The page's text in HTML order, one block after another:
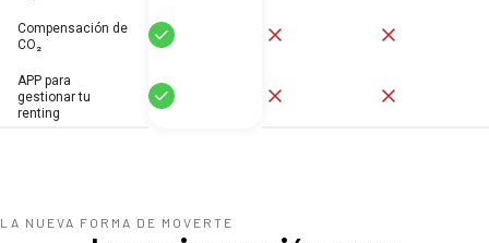
Compensación de
CO₂
Sí
APP para
gestionar tu
renting
Sí
LA NUEVA FORMA DE MOVERTE